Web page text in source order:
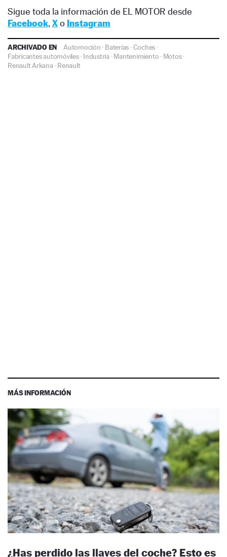
Sigue toda la información de EL MOTOR desde
Facebook, Xo Instagram
ARCHIVADO EN Automoción · Baterías ·Coches ·
Fabricantes automóviles· Industria·Mantenimiento · Motos·
Renault Arkana·Renault
MÁS INFORMACIÓN
¿Has perdido las llaves del coche? Esto es